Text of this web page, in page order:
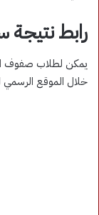
رابط نتيجة
يمكن لطلاب صفوف
خلال الموقع الرسمي